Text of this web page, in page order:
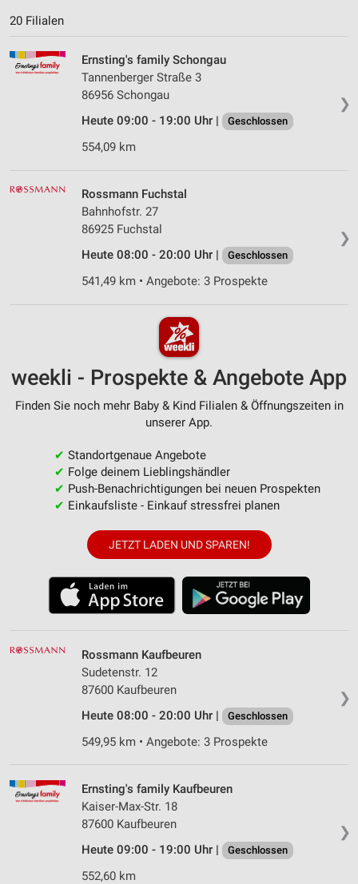
20 Filialen
❯
Ernsting's family Schongau
Tannenberger Straße 3
86956 Schongau
Heute 09:00 - 19:00 Uhr |
Geschlossen
554,09 km
❯
Rossmann Fuchstal
Bahnhofstr. 27
86925 Fuchstal
Heute 08:00 - 20:00 Uhr |
Geschlossen
541,49 km • Angebote: 3 Prospekte
weekli - Prospekte & Angebote App
Finden Sie noch mehr Baby & Kind Filialen & Öffnungszeiten in
unserer App.
✔ Standortgenaue Angebote
✔ Folge deinem Lieblingshändler
✔ Push-Benachrichtigungen bei neuen Prospekten
✔ Einkaufsliste - Einkauf stressfrei planen
JETZT LADEN UND SPAREN!
❯
Rossmann Kaufbeuren
Sudetenstr. 12
87600 Kaufbeuren
Heute 08:00 - 20:00 Uhr |
Geschlossen
549,95 km • Angebote: 3 Prospekte
❯
Ernsting's family Kaufbeuren
Kaiser-Max-Str. 18
87600 Kaufbeuren
Heute 09:00 - 19:00 Uhr |
Geschlossen
552,60 km